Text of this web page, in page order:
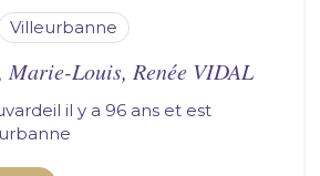
villeurbanne
Marie-Louis, Renée VIDAL
il y a 96 ans et est